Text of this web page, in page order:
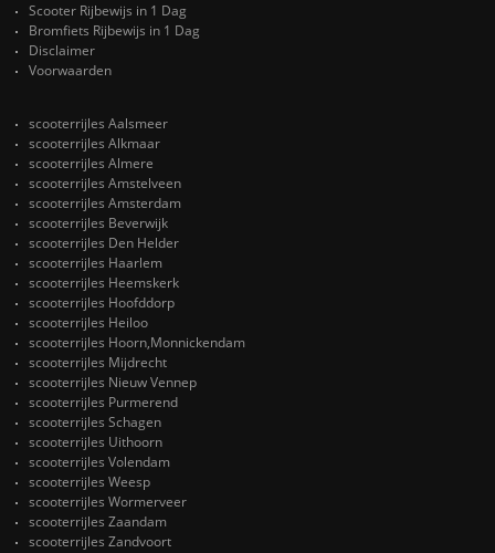
Scooter Rijbewijs in 1 Dag
Bromfiets Rijbewijs in 1 Dag
Disclaimer
Voorwaarden
scooterrijles Aalsmeer
scooterrijles Alkmaar
scooterrijles Almere
scooterrijles Amstelveen
scooterrijles Amsterdam
scooterrijles Beverwijk
scooterrijles Den Helder
scooterrijles Haarlem
scooterrijles Heemskerk
scooterrijles Hoofddorp
scooterrijles Heiloo
scooterrijles Hoorn,Monnickendam
scooterrijles Mijdrecht
scooterrijles Nieuw Vennep
scooterrijles Purmerend
scooterrijles Schagen
scooterrijles Uithoorn
scooterrijles Volendam
scooterrijles Weesp
scooterrijles Wormerveer
scooterrijles Zaandam
scooterrijles Zandvoort